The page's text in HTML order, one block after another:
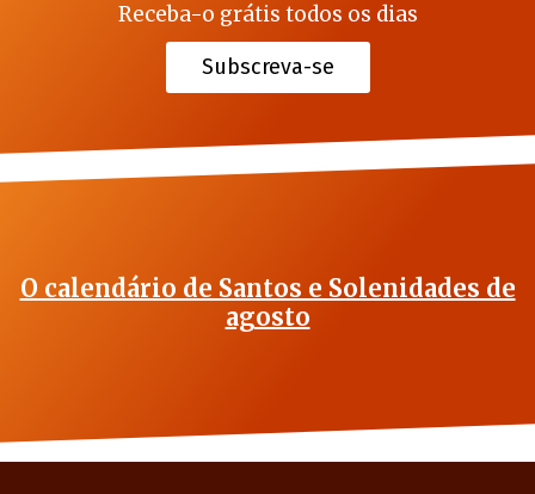
Receba-o grátis todos os dias
Subscreva-se
O calendário de Santos e Solenidades de
agosto